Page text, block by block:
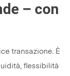
– con
transazione. È
flessibilità